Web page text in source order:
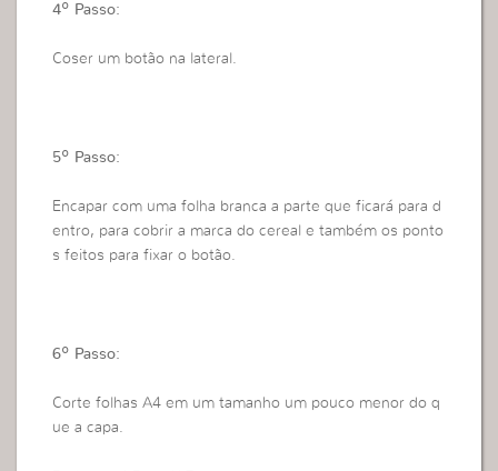
4º Passo:
Coser um botão na lateral.
5º Passo:
Encapar com uma folha branca a parte que ficará para d
entro, para cobrir a marca do cereal e também os ponto
s feitos para fixar o botão.
6º Passo:
Corte folhas A4 em um tamanho um pouco menor do q
ue a capa.